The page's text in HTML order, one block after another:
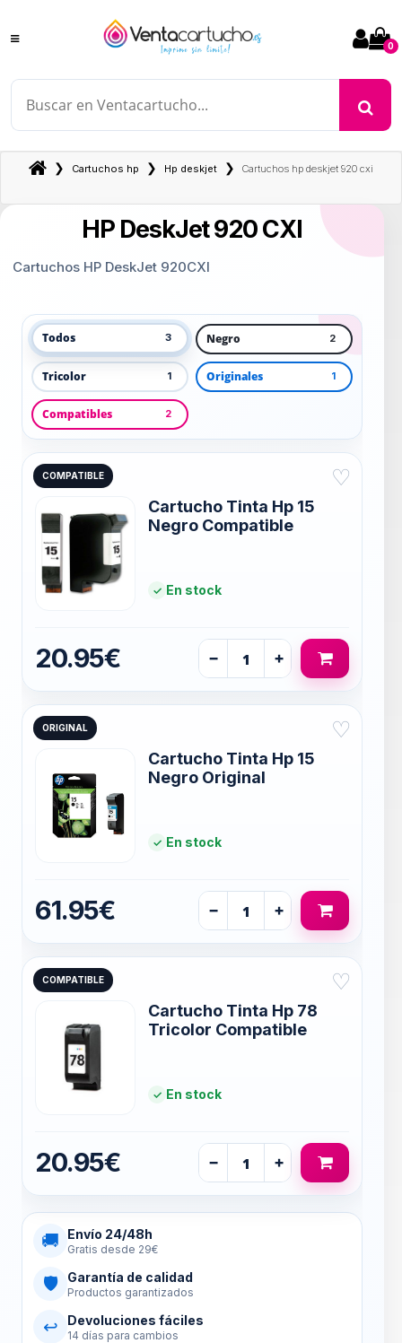
0
❯ Cartuchos hp ❯ Hp deskjet ❯ Cartuchos hp deskjet 920 cxi
HP DeskJet 920 CXI
Cartuchos HP DeskJet 920CXI
Todos 3 Negro 2
Tricolor 1 Originales 1
Compatibles 2
COMPATIBLE ♡
Cartucho Tinta Hp 15
Negro Compatible
En stock
20.95€ − +
ORIGINAL ♡
Cartucho Tinta Hp 15
Negro Original
En stock
61.95€ − +
COMPATIBLE ♡
Cartucho Tinta Hp 78
Tricolor Compatible
En stock
20.95€ − +
🚚 Envío 24/48h
Gratis desde 29€
🛡 Garantía de calidad
Productos garantizados
↩ Devoluciones fáciles
14 días para cambios